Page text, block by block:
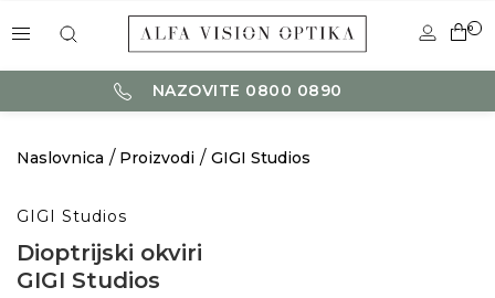
0
NAZOVITE 0800 0890
Naslovnica Proizvodi GIGI Studios
GIGI Studios
Dioptrijski okviri
GIGI Studios